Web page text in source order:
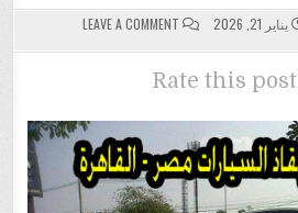
يناير 21, 2026 LEAVE A COMMENT
ON
ونش
الفرسان|
Rate this post